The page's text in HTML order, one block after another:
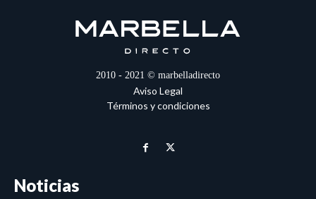
2010 - 2021 © marbelladirecto
Aviso Legal
Términos y condiciones
Noticias